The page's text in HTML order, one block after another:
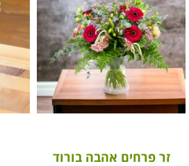
זר פרחים אהבה בורוד